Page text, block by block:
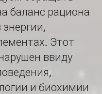
баланс рациона
Этот
ввиду
и биохимии